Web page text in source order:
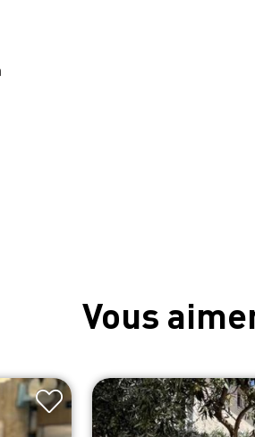
Vous